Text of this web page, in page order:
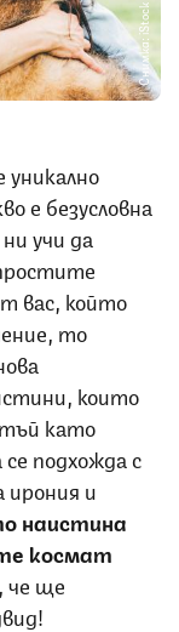
Снимка: iStock
е безусловна
учи да
вас, който
то
които
като
подхожда с
ирония и
наистина
космат
че ще